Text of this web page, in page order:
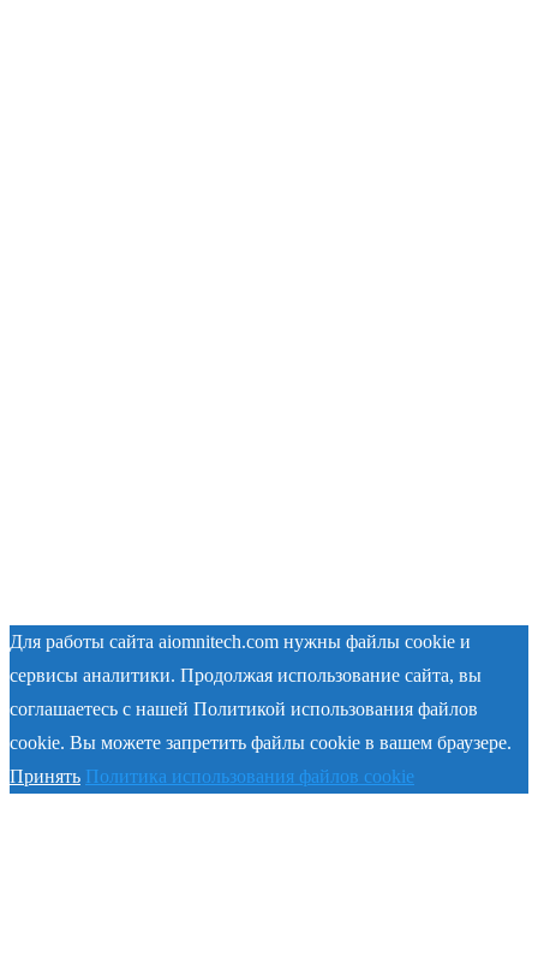
Для работы сайта aiomnitech.com нужны файлы cookie и
сервисы аналитики. Продолжая использование сайта, вы
соглашаетесь с нашей Политикой использования файлов
cookie. Вы можете запретить файлы cookie в вашем браузере.
Принять Политика использования файлов cookie